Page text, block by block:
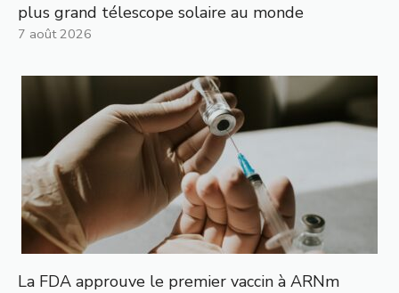
plus grand télescope solaire au monde
7 août 2026
La FDA approuve le premier vaccin à ARNm